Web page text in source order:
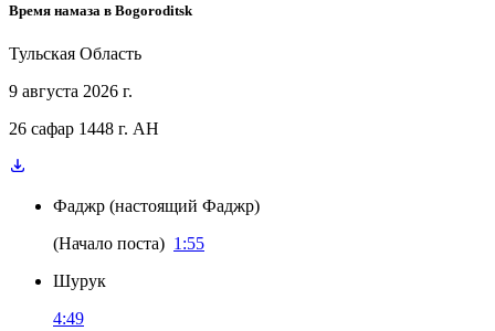
Время намаза в Bogoroditsk
Тульская Область
9 августа 2026 г.
26 сафар 1448 г. AH
Фаджр (настоящий Фаджр)
(Начало поста) 1:55
Шурук
4:49